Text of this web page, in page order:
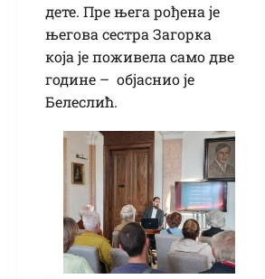
дете. Пре њега рођена је
његова сестра Загорка
која је поживела само две
године – објаснио је
Белеслић.